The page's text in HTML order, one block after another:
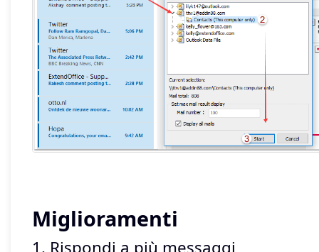
Miglioramenti
1. Rispondi a più messaggi